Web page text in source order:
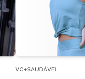
VC+SAUDÁVEL